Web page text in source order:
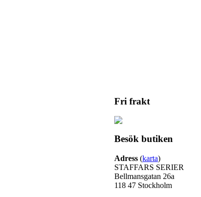
Fri frakt
Besök butiken
Adress (karta)
STAFFARS SERIER
Bellmansgatan 26a
118 47 Stockholm